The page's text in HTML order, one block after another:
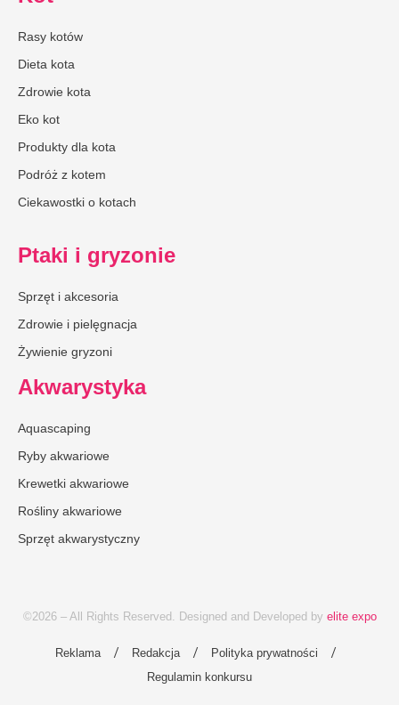
Rasy kotów
Dieta kota
Zdrowie kota
Eko kot
Produkty dla kota
Podróż z kotem
Ciekawostki o kotach
Ptaki i gryzonie
Sprzęt i akcesoria
Zdrowie i pielęgnacja
Żywienie gryzoni
Akwarystyka
Aquascaping
Ryby akwariowe
Krewetki akwariowe
Rośliny akwariowe
Sprzęt akwarystyczny
©2026 – All Rights Reserved. Designed and Developed by elite expo
Reklama Redakcja
Polityka prywatności
Regulamin konkursu